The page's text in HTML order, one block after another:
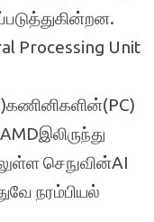
Processing Unit
செநுவின்AI
நரம்பியல்